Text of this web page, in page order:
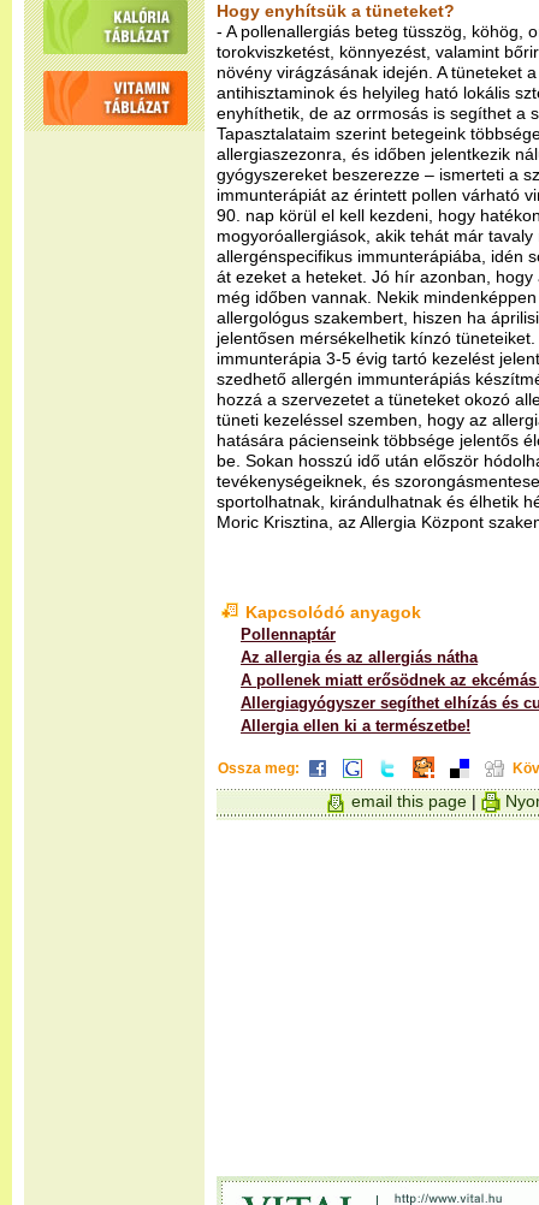
Hogy enyhítsük a tüneteket?
- A pollenallergiás beteg tüsszög, köhög,
torokviszketést, könnyezést, valamint
növény virágzásának idején. A tüneteket
antihisztaminok és helyileg ható lokális
enyhíthetik, de az orrmosás is segíthet a
Tapasztalataim szerint betegeink
allergiaszezonra, és időben jelentkezik
gyógyszereket beszerezze – ismerteti a
immunterápiát az érintett pollen várható
90. nap körül el kell kezdeni, hogy
mogyoróallergiások, akik tehát már
allergénspecifikus immunterápiába, idén
át ezeket a heteket. Jó hír azonban,
még időben vannak. Nekik
allergológus szakembert, hiszen ha
jelentősen mérsékelhetik kínzó
immunterápia 3-5 évig tartó kezelést
szedhető allergén immunterápiás
hozzá a szervezetet a tüneteket okozó
tüneti kezeléssel szemben, hogy az
hatására pácienseink többsége jelentős
be. Sokan hosszú idő után először
tevékenységeiknek, és
sportolhatnak, kirándulhatnak és élhetik
Moric Krisztina, az Allergia Központ
Kapcsolódó anyagok
Pollennaptár
Az allergia és az allergiás nátha
A pollenek miatt erősödnek az
Allergiagyógyszer segíthet elhízás és
Allergia ellen ki a természetbe!
Ossza meg:
email this page|